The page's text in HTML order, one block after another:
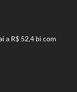
a R$ 52,4 bi com